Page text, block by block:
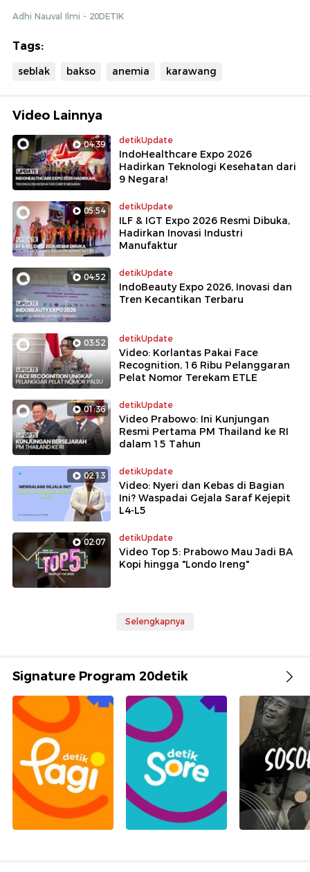
Adhi Nauval Ilmi - 20DETIK
Tags:
seblak bakso anemia karawang
Video Lainnya
04:39 detikUpdate
IndoHealthcare Expo 2026
Hadirkan Teknologi Kesehatan dari
9 Negara!
05:54 detikUpdate
ILF & IGT Expo 2026 Resmi Dibuka,
Hadirkan Inovasi Industri
Manufaktur
04:52 detikUpdate
IndoBeauty Expo 2026, Inovasi dan
Tren Kecantikan Terbaru
03:52 detikUpdate
Video: Korlantas Pakai Face
Recognition, 16 Ribu Pelanggaran
Pelat Nomor Terekam ETLE
01:36 detikUpdate
Video Prabowo: Ini Kunjungan
Resmi Pertama PM Thailand ke RI
dalam 15 Tahun
02:13 detikUpdate
Video: Nyeri dan Kebas di Bagian
Ini? Waspadai Gejala Saraf Kejepit
L4-L5
02:07 detikUpdate
Video Top 5: Prabowo Mau Jadi BA
Kopi hingga "Londo Ireng"
Selengkapnya
Signature Program 20detik